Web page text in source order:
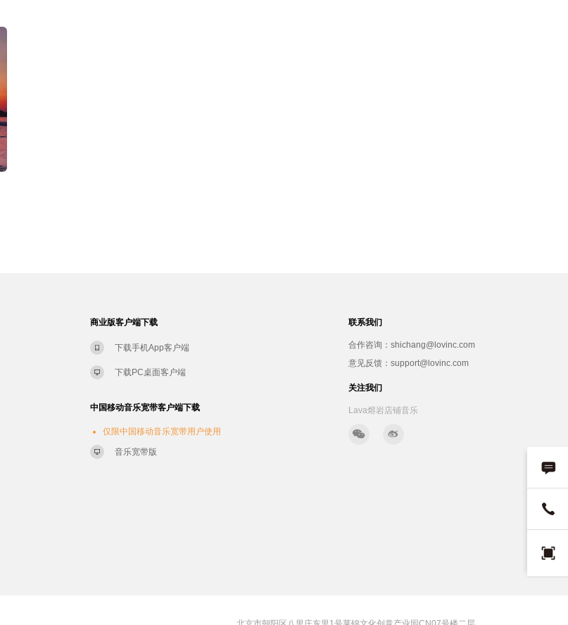
商业版客户端下载
下载手机App客户端
下载PC桌面客户端
中国移动音乐宽带客户端下载
仅限中国移动音乐宽带用户使用
音乐宽带版
联系我们
合作咨询：shichang@lovinc.com
意见反馈：support@lovinc.com
关注我们
Lava熔岩店铺音乐